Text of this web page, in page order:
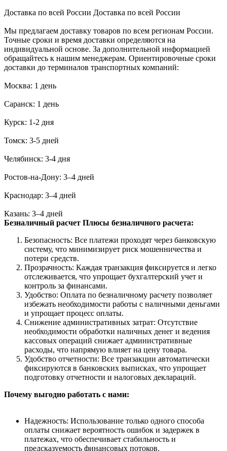
Доставка по всей России Доставка по всей России
Мы предлагаем доставку товаров по всем регионам России.
Точные сроки и время доставки определяются на
индивидуальной основе. За дополнительной информацией
обращайтесь к нашим менеджерам. Ориентировочные сроки
доставки до терминалов транспортных компаний:
Москва: 1 день
Саранск: 1 день
Курск: 1-2 дня
Томск: 3-5 дней
Челябинск: 3-4 дня
Ростов-на-Дону: 3–4 дней
Краснодар: 3–4 дней
Казань: 3–4 дней
Безналичный расчет Плюсы безналичного расчета:
Безопасность: Все платежи проходят через банковскую
систему, что минимизирует риск мошенничества и
потери средств.
Прозрачность: Каждая транзакция фиксируется и легко
отслеживается, что упрощает бухгалтерский учет и
контроль за финансами.
Удобство: Оплата по безналичному расчету позволяет
избежать необходимости работы с наличными деньгами
и упрощает процесс оплаты.
Снижение административных затрат: Отсутствие
необходимости обработки наличных денег и ведения
кассовых операций снижает административные
расходы, что напрямую влияет на цену товара.
Удобство отчетности: Все транзакции автоматически
фиксируются в банковских выписках, что упрощает
подготовку отчетности и налоговых деклараций.
Почему выгодно работать с нами:
Надежность: Использование только одного способа
оплаты снижает вероятность ошибок и задержек в
платежах, что обеспечивает стабильность и
предсказуемость финансовых потоков.